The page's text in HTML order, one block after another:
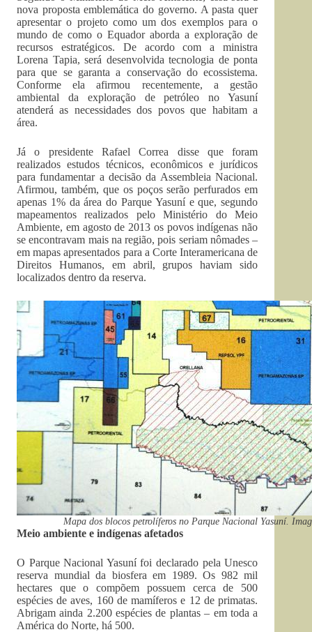
nova proposta emblemática do governo. A pasta quer
apresentar o projeto como um dos exemplos para o
mundo de como o Equador aborda a exploração de
recursos estratégicos. De acordo com a ministra
Lorena Tapia, será desenvolvida tecnologia de ponta
para que se garanta a conservação do ecossistema.
Conforme ela afirmou recentemente, a gestão
ambiental da exploração de petróleo no Yasuní
atenderá as necessidades dos povos que habitam a
área.
Já o presidente Rafael Correa disse que foram
realizados estudos técnicos, econômicos e jurídicos
para fundamentar a decisão da Assembleia Nacional.
Afirmou, também, que os poços serão perfurados em
apenas 1% da área do Parque Yasuní e que, segundo
mapeamentos realizados pelo Ministério do Meio
Ambiente, em agosto de 2013 os povos indígenas não
se encontravam mais na região, pois seriam nômades –
em mapas apresentados para a Corte Interamericana de
Direitos Humanos, em abril, grupos haviam sido
localizados dentro da reserva.
Mapa dos blocos petrolíferos no Parque Nacional Yasuní.
Meio ambiente e indígenas afetados
O Parque Nacional Yasuní foi declarado pela Unesco
reserva mundial da biosfera em 1989. Os 982 mil
hectares que o compõem possuem cerca de 500
espécies de aves, 160 de mamíferos e 12 de primatas.
Abrigam ainda 2.200 espécies de plantas – em toda a
América do Norte, há 500.